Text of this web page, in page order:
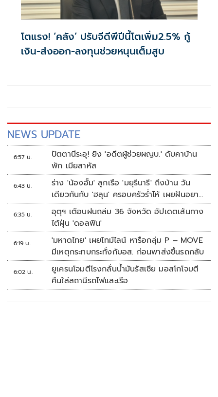
โตแรง! ‘คลัง’ ปรับจีดีพีปีนี้โตเพิ่ม2.5% กู้
เงิน-ส่งออก-ลงทุนช่วยหนุนเต็มสูบ
NEWS UPDATE
6:57 น.
ปัตตานีระอุ! ยิง 'อดีตผู้ช่วยผญบ.' ดับคาบ้าน
พัก เมียสาหัส
6:43 น.
ร่าง 'น้องอั้ม' ลูกเรือ 'มยุรีนารี' ถึงบ้าน วัน
เดียวกันกับ 'ฮลุน' ครอบครัวร่ำไห้ เผยฝันอยาก
เป็นทหารเรือ
6:35 น.
อุตุฯ เตือนฝนถล่ม 36 จังหวัด อัปเดตเส้นทาง
ไต้ฝุ่น 'ดอลฟิน'
6:19 น.
'มหาดไทย' เผยไทม์ไลน์ หารือกลุ่ม P – MOVE
มีเหตุกระทบกระทั่งกับอส. ก่อนพาส่งขึ้นรถกลับ
6:02 น.
ยูเครนโจมตีโรงกลั่นน้ำมันรัสเซีย มอสโกโจมตี
คืนใส่สถานีรถไฟและเรือ